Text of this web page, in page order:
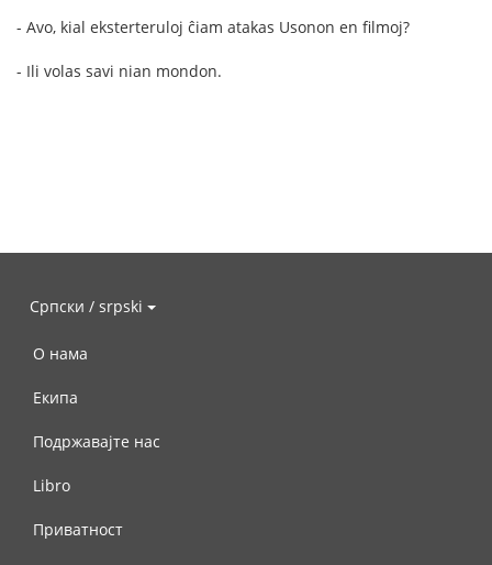
- Avo, kial eksterteruloj ĉiam atakas Usonon en filmoj?
- Ili volas savi nian mondon.
Српски / srpski
О нама
Екипа
Подржавајте нас
Libro
Приватност